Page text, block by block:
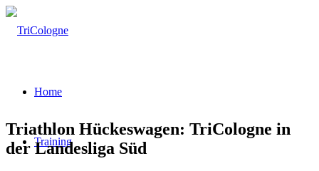
Home
Training
Triathlon Hückeswagen: TriCologne in
der Landesliga Süd